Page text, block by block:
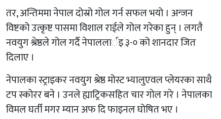
तर, अन्तिममा नेपाल दोस्रो गोल गर्न सफल भयो । अन्जन
विष्टको उत्कृष्ट पासमा विशाल राईले गोल गरेका हुन् । लगतै
नवयुग श्रेष्ठले गोल गर्दै नेपाललार्इ ३-० को शानदार जित
दिलाए ।
नेपालका स्ट्राइकर नवयुग श्रेष्ठ मोस्ट भ्यालुएवल प्लेयरका साथै
टप स्कोरर बने । उनले ह्याट्रिकसहित चार गोल गरे । नेपालका
विमल घर्ती मगर म्यान अफ दि फाइनल घोषित भए ।